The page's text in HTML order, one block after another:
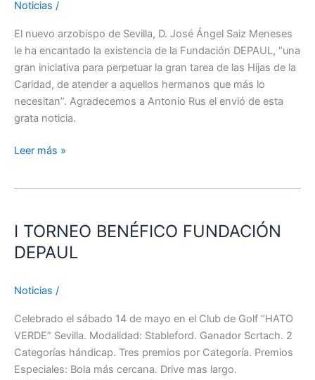
Noticias /
El nuevo arzobispo de Sevilla, D. José Ángel Saiz Meneses
le ha encantado la existencia de la Fundación DEPAUL, “una
gran iniciativa para perpetuar la gran tarea de las Hijas de la
Caridad, de atender a aquellos hermanos que más lo
necesitan”. Agradecemos a Antonio Rus el envió de esta
grata noticia.
FUNDACION
DEPAUL
Leer más »
I TORNEO BENÉFICO FUNDACIÓN
DEPAUL
Noticias /
Celebrado el sábado 14 de mayo en el Club de Golf “HATO
VERDE” Sevilla. Modalidad: Stableford. Ganador Scrtach. 2
Categorías hándicap. Tres premios por Categoría. Premios
Especiales: Bola más cercana. Drive mas largo.
BENÉFICO
FUNDACIÓN